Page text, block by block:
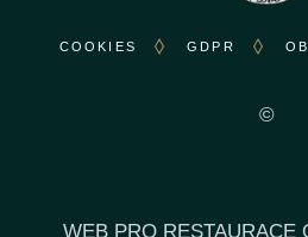
COOKIES GDPR
©
WEB PRO RESTAURACE